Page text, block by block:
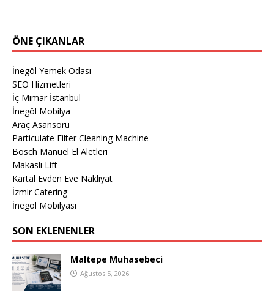
ÖNE ÇIKANLAR
İnegöl Yemek Odası
SEO Hizmetleri
İç Mimar İstanbul
İnegöl Mobilya
Araç Asansörü
Particulate Filter Cleaning Machine
Bosch Manuel El Aletleri
Makaslı Lift
Kartal Evden Eve Nakliyat
İzmir Catering
İnegöl Mobilyası
SON EKLENENLER
Maltepe Muhasebeci
Ağustos 5, 2026